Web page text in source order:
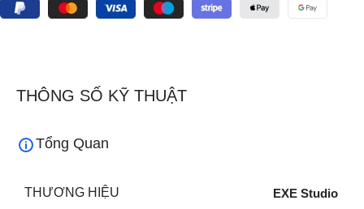
THÔNG SỐ KỸ THUẬT
Tổng Quan
THƯƠNG HIỆU EXE Studio